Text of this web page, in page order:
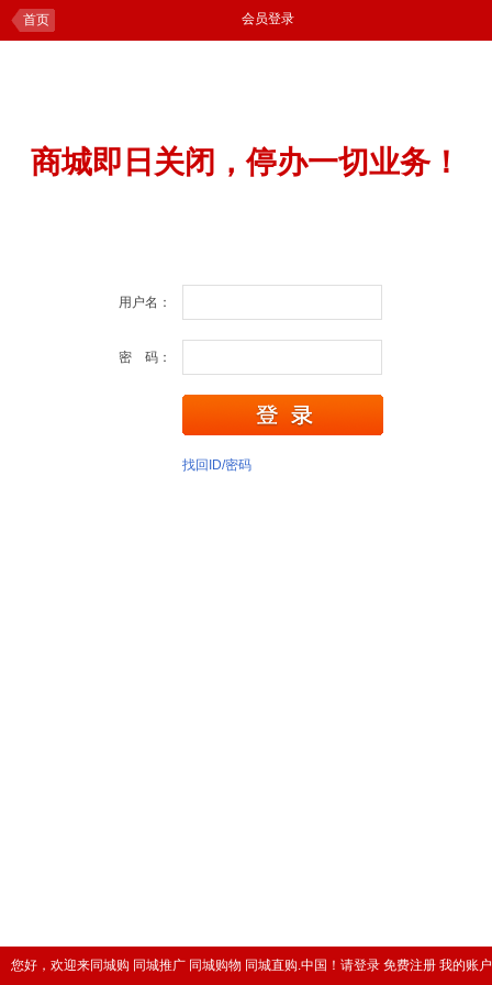
您好，欢迎来同城购 同城推广 同城购物 同城直购.中国！ 请登录 免费注册 我的账户
首页 会员登录
商城即日关闭，停办一切业务！
用户名：
密 码：
找回ID/密码